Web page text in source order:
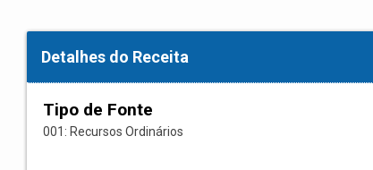
Detalhes do Receita
Tipo de Fonte
001: Recursos Ordinários